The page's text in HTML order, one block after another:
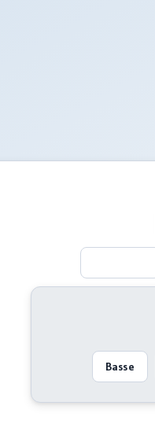
Basse